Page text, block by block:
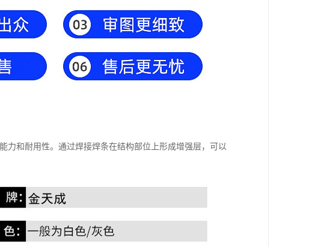
力和耐用性。通过焊接焊条在结构部位上形成增强层，可以